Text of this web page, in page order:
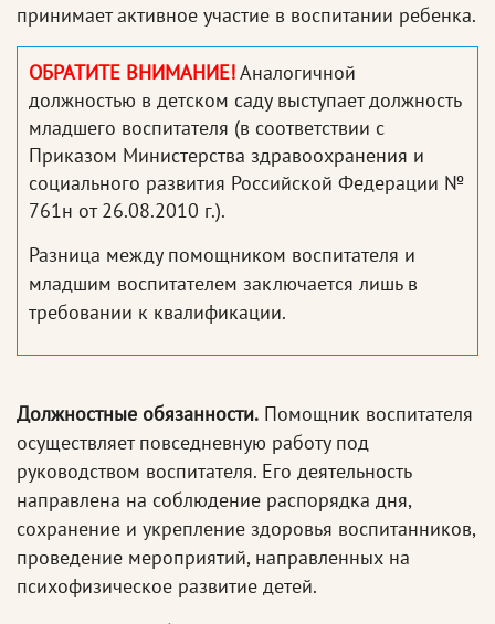
принимает активное участие в воспитании ребенка.
ОБРАТИТЕ ВНИМАНИЕ!Аналогичной
должностью в детском саду выступает должность
младшего воспитателя (в соответствии с
Приказом Министерства здравоохранения и
социального развития Российской Федерации №
761н от 26.08.2010 г.).
Разница между помощником воспитателя и
младшим воспитателем заключается лишь в
требовании к квалификации.
Должностные обязанности. Помощник воспитателя
осуществляет повседневную работу под
руководством воспитателя. Его деятельность
направлена на соблюдение распорядка дня,
сохранение и укрепление здоровья воспитанников,
проведение мероприятий, направленных на
психофизическое развитие детей.